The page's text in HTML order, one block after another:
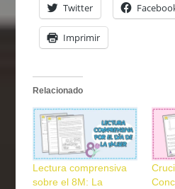
Twitter
Imprimir
Relacionado
Lectura comprensiva
sobre el 8M: La